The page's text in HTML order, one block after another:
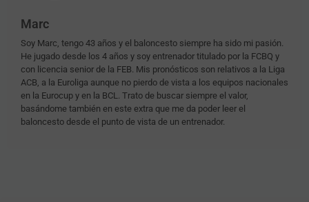
Marc
Soy Marc, tengo 43 años y el baloncesto siempre ha sido mi pasión.
He jugado desde los 4 años y soy entrenador titulado por la FCBQ y
con licencia senior de la FEB. Mis pronósticos son relativos a la Liga
ACB, a la Euroliga aunque no pierdo de vista a los equipos nacionales
en la Eurocup y en la BCL. Trato de buscar siempre el valor,
basándome también en este extra que me da poder leer el
baloncesto desde el punto de vista de un entrenador.